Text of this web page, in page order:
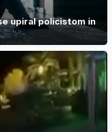
upiral policistom in